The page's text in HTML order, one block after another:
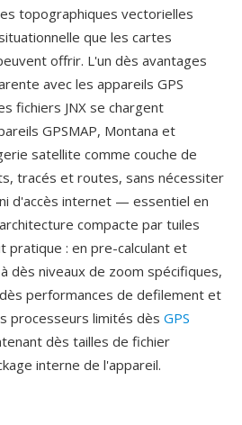
topographiques vectorielles
que les cartes
offrir. L'un dès avantages
avec les appareils GPS
fichiers JNX se chargent
GPSMAP, Montana et
satellite comme couche de
tracés et routes, sans nécessiter
d'accès internet — essentiel en
compacte par tuiles
pratique : en pre-calculant et
dès niveaux de zoom spécifiques,
performances de defilement et
processeurs limités dès GPS
dès tailles de fichier
interne de l'appareil.